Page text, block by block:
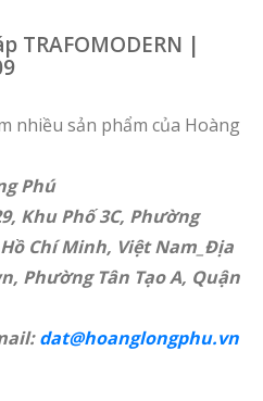
TRAFOMODERN |
nhiều sản phẩm của Hoàng
Phú
Khu Phố 3C, Phường
Chí Minh, Việt Nam_Địa
Phường Tân Tạo A, Quận
dat@hoanglongphu.vn